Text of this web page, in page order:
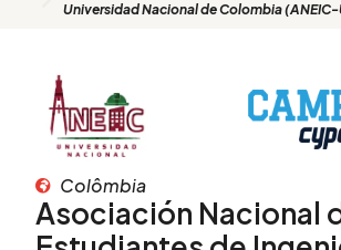
Universidad Nacional de Colombia (ANEIC-
Colômbia
Asociación Nacional